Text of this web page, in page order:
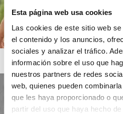
Esta página web usa cookies
Las cookies de este sitio web
el contenido y los anuncios,
sociales y analizar el tráfico.
información sobre el uso que
nuestros partners de redes
web, quienes pueden
que les haya proporcionado o
partir del uso que haya hecho
ROSA CLARÁ BOHEME